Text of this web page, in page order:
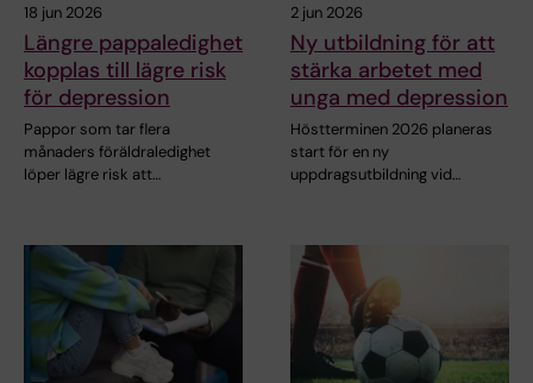
18 jun 2026
Längre pappaledighet
kopplas till lägre risk
för depression
Pappor som tar flera
månaders föräldraledighet
löper lägre risk att…
2 jun 2026
Ny utbildning för att
stärka arbetet med
unga med depression
Höstterminen 2026 planeras
start för en ny
uppdragsutbildning vid…